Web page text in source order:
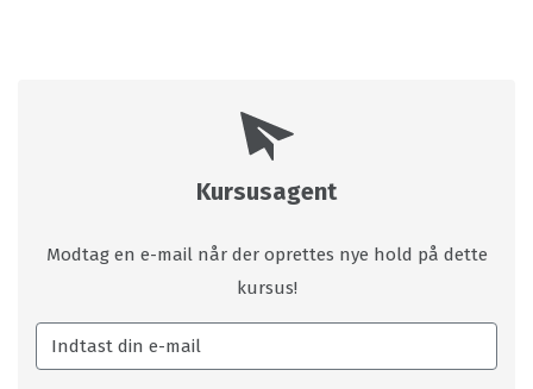
Kursusagent
Modtag en e-mail når der oprettes nye hold på dette
kursus!